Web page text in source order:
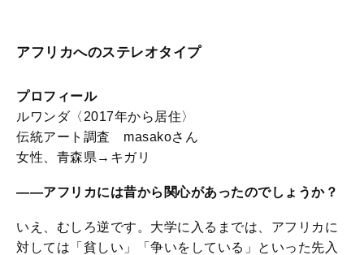
アフリカへのステレオタイプ
プロフィール
ルワンダ〈2017年から居住〉
伝統アート調査 masakoさん
女性、青森県→キガリ
――アフリカには昔から関心があったのでしょうか？
いえ、むしろ逆です。大学に入るまでは、アフリカに
対しては「貧しい」「争いをしている」といった先入